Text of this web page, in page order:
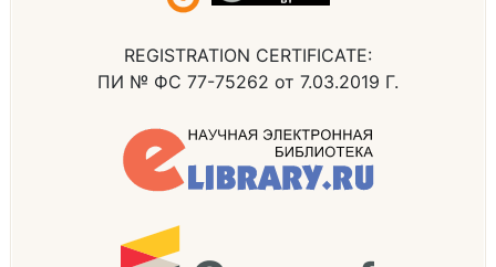
REGISTRATION CERTIFICATE:
ПИ № ФС 77-75262 от 7.03.2019 Г.